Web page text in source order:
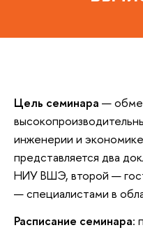
Цель семинара —
инженерии и
представляется два
НИУ ВШЭ, второй —
— специалистами в
Расписание семинара: